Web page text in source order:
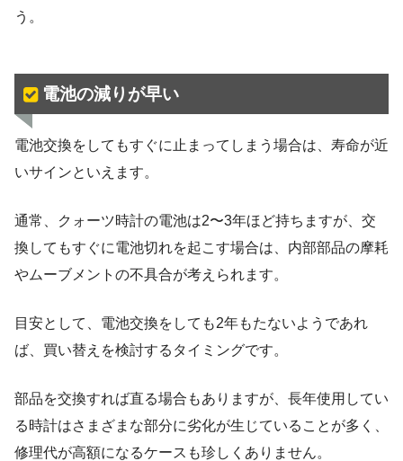
う。
電池の減りが早い
電池交換をしてもすぐに止まってしまう場合は、寿命が近
いサインといえます。
通常、クォーツ時計の電池は2〜3年ほど持ちますが、交
換してもすぐに電池切れを起こす場合は、内部部品の摩耗
やムーブメントの不具合が考えられます。
目安として、電池交換をしても2年もたないようであれ
ば、買い替えを検討するタイミングです。
部品を交換すれば直る場合もありますが、長年使用してい
る時計はさまざまな部分に劣化が生じていることが多く、
修理代が高額になるケースも珍しくありません。